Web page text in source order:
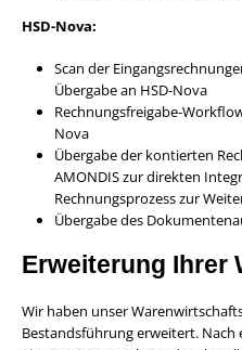
HSD-Nova:
Scan der
Übergabe an HSD-Nova
Rechnungsfreigabe-
Nova
Übergabe der kontierten
AMONDIS zur direkten
Rechnungsprozess zur
Übergabe des
Erweiterung Ihrer
Wir haben unser
Bestandsführung erweitert.